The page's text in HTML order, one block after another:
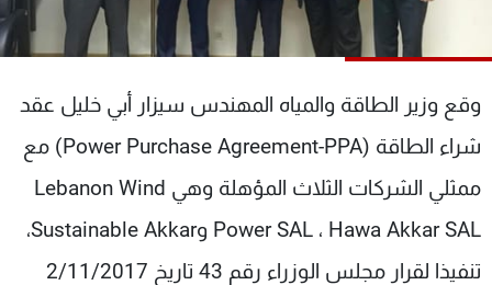
وقع وزير الطاقة والمياه المهندس سيزار أبي خليل عقد
شراء الطاقة (Power Purchase Agreement-PPA) مع
ممثلي الشركات الثلاث المؤهلة وهي Lebanon Wind
Power SAL ، Hawa Akkar SAL وSustainable Akkar،
تنفيذا لقرار مجلس الوزراء رقم 43 تاريخ 2/11/2017
البرامج
جدول البرامج
شاهد البرامج
الترددات
عن MTV
الإنـتـاج
وظائف
تواصل معنا
شروط الإسـتخدام
سياسة الخصوصية